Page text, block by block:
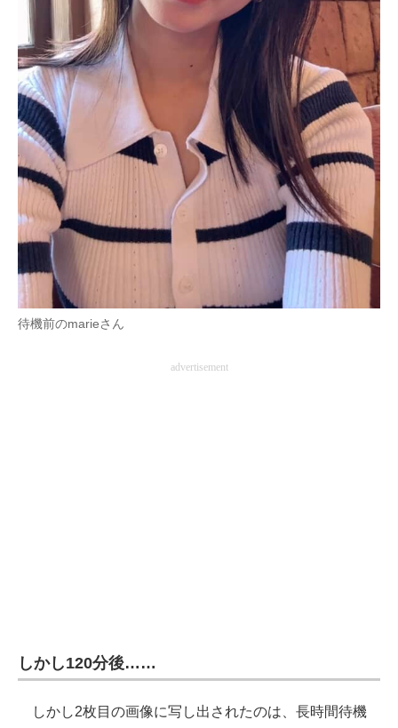
待機前のmarieさん
advertisement
しかし120分後……
しかし2枚目の画像に写し出されたのは、長時間待機